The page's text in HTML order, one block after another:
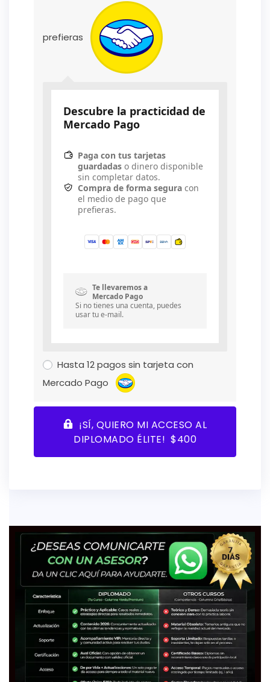
prefieras
Descubre la practicidad de
Mercado Pago
Paga con tus tarjetas
guardadaso dinero disponible
sin completar datos.
Compra de forma seguracon
el medio de pago que
prefieras.
Te llevaremos a
Mercado Pago
Si no tienes una cuenta, puedes
usar tu e-mail.
Hasta 12 pagos sin tarjeta con
Mercado Pago
¡SÍ, QUIERO MI ACCESO AL
DIPLOMADO ÉLITE! $400